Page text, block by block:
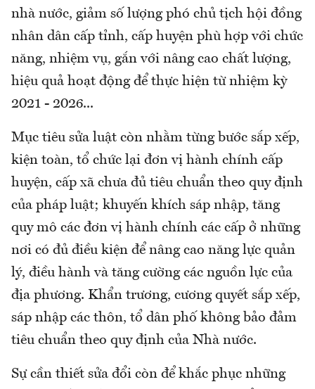
nhà nước, giảm số lượng phó chủ tịch hội đồng
nhân dân cấp tỉnh, cấp huyện phù hợp với chức
năng, nhiệm vụ, gắn với nâng cao chất lượng,
hiệu quả hoạt động để thực hiện từ nhiệm kỳ
2021 - 2026...
Mục tiêu sửa luật còn nhằm từng bước sắp xếp,
kiện toàn, tổ chức lại đơn vị hành chính cấp
huyện, cấp xã chưa đủ tiêu chuẩn theo quy định
của pháp luật; khuyến khích sáp nhập, tăng
quy mô các đơn vị hành chính các cấp ở những
nơi có đủ điều kiện để nâng cao năng lực quản
lý, điều hành và tăng cường các nguồn lực của
địa phương. Khẩn trương, cương quyết sắp xếp,
sáp nhập các thôn, tổ dân phố không bảo đảm
tiêu chuẩn theo quy định của Nhà nước.
Sự cần thiết sửa đổi còn để khắc phục những